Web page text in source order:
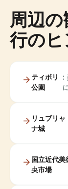
周辺
行のヒ
ティボリ
公園
:
リュブリャ
ナ城
国立近代美
央市場